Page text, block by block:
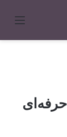
منو